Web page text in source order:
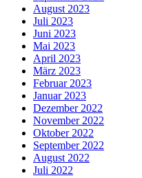
August 2023
Juli 2023
Juni 2023
Mai 2023
April 2023
März 2023
Februar 2023
Januar 2023
Dezember 2022
November 2022
Oktober 2022
September 2022
August 2022
Juli 2022